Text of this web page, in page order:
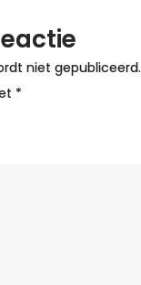
niet gepubliceerd.
*